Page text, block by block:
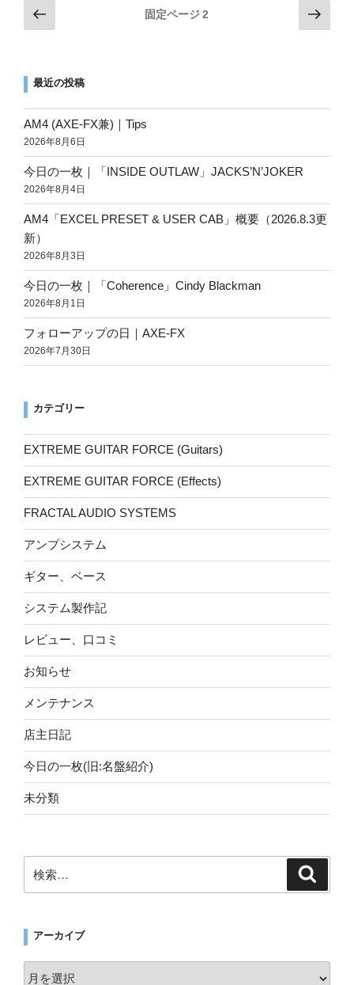
投
稿
ペ
ー
ジ
送
り
前
の
ジ
固定ページ2
次
の
最近の投稿
AM4 (AXE-FX兼)｜Tips
2026年8月6日
今日の一枚｜「INSIDE OUTLAW」JACKS’N’JOKER
2026年8月4日
AM4「EXCEL PRESET & USER CAB」概要（2026.8.3更
新）
2026年8月3日
今日の一枚｜「Coherence」Cindy Blackman
2026年8月1日
フォローアップの日｜AXE-FX
2026年7月30日
カテゴリー
EXTREME GUITAR FORCE (Guitars)
EXTREME GUITAR FORCE (Effects)
FRACTAL AUDIO SYSTEMS
アンプシステム
ギター、ベース
システム製作記
レビュー、口コミ
お知らせ
メンテナンス
店主日記
今日の一枚(旧:名盤紹介)
未分類
索:
アーカイブ